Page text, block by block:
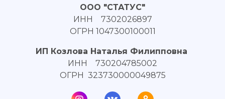
ООО "СТАТУС"
ИНН 7302026897
ОГРН 1047300100011
ИП Козлова Наталья Филипповна
ИНН 730204785002
ОГРН 323730000049875